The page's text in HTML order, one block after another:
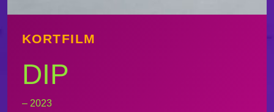
KORTFILM
DIP
– 2023